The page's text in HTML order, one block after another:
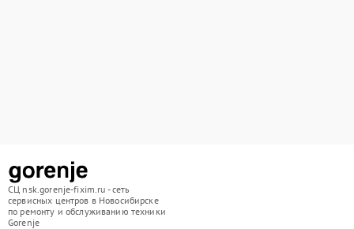
СЦ nsk.gorenje-fixim.ru - сеть
сервисных центров в Новосибирске
по ремонту и обслуживанию техники
Gorenje